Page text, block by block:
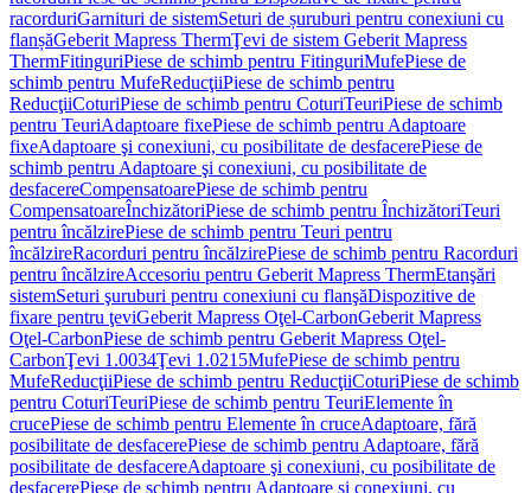
racorduriGarnituri de sistemSeturi de șuruburi pentru conexiuni cu
flanșăGeberit Mapress ThermŢevi de sistem Geberit Mapress
ThermFitinguriPiese de schimb pentru FitinguriMufePiese de
schimb pentru MufeReducţiiPiese de schimb pentru
ReducţiiCoturiPiese de schimb pentru CoturiTeuriPiese de schimb
pentru TeuriAdaptoare fixePiese de schimb pentru Adaptoare
fixeAdaptoare şi conexiuni, cu posibilitate de desfacerePiese de
schimb pentru Adaptoare şi conexiuni, cu posibilitate de
desfacereCompensatoarePiese de schimb pentru
CompensatoareÎnchizătoriPiese de schimb pentru ÎnchizătoriTeuri
pentru încălzirePiese de schimb pentru Teuri pentru
încălzireRacorduri pentru încălzirePiese de schimb pentru Racorduri
pentru încălzireAccesoriu pentru Geberit Mapress ThermEtanşări
sistemSeturi şuruburi pentru conexiuni cu flanşăDispozitive de
fixare pentru ţeviGeberit Mapress Oţel-CarbonGeberit Mapress
Oţel-CarbonPiese de schimb pentru Geberit Mapress Oţel-
CarbonŢevi 1.0034Ţevi 1.0215MufePiese de schimb pentru
MufeReducţiiPiese de schimb pentru ReducţiiCoturiPiese de schimb
pentru CoturiTeuriPiese de schimb pentru TeuriElemente în
crucePiese de schimb pentru Elemente în cruceAdaptoare, fără
posibilitate de desfacerePiese de schimb pentru Adaptoare, fără
posibilitate de desfacereAdaptoare şi conexiuni, cu posibilitate de
desfacerePiese de schimb pentru Adaptoare şi conexiuni, cu